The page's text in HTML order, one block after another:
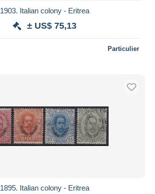
1903. Italian colony - Eritrea
± US$ 75,13
Particulier
1895. Italian colony - Eritrea